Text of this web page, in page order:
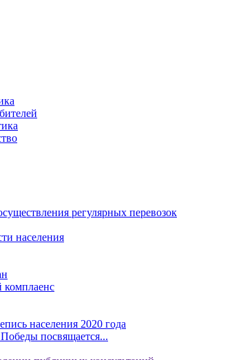
регулярных перевозок
населения
населения 2020 года
посвящается...